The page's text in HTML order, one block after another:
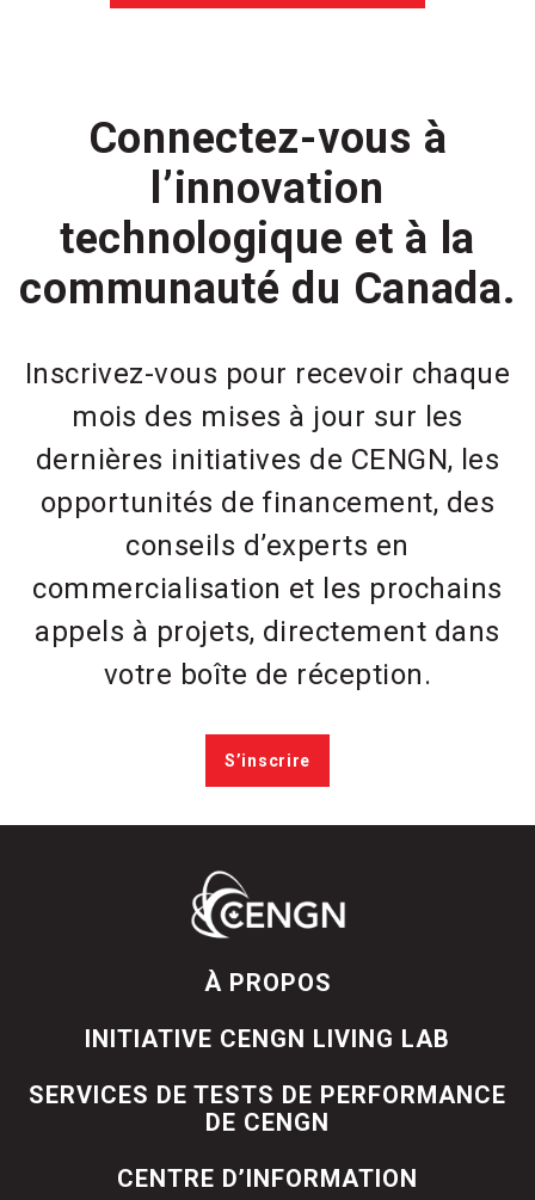
Connectez-vous à
l’innovation
technologique et à la
communauté du Canada.
Inscrivez-vous pour recevoir chaque
mois des mises à jour sur les
dernières initiatives de CENGN, les
opportunités de financement, des
conseils d’experts en
commercialisation et les prochains
appels à projets, directement dans
votre boîte de réception.
S’inscrire
À PROPOS
INITIATIVE CENGN LIVING LAB
SERVICES DE TESTS DE PERFORMANCE
DE CENGN
CENTRE D’INFORMATION